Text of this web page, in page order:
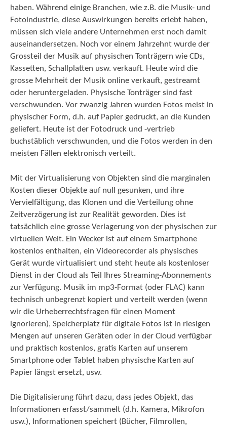
haben. Während einige Branchen, wie z.B. die Musik- und
Fotoindustrie, diese Auswirkungen bereits erlebt haben,
müssen sich viele andere Unternehmen erst noch damit
auseinandersetzen. Noch vor einem Jahrzehnt wurde der
Grossteil der Musik auf physischen Tonträgern wie CDs,
Kassetten, Schallplatten usw. verkauft. Heute wird die
grosse Mehrheit der Musik online verkauft, gestreamt
oder heruntergeladen. Physische Tonträger sind fast
verschwunden. Vor zwanzig Jahren wurden Fotos meist in
physischer Form, d.h. auf Papier gedruckt, an die Kunden
geliefert. Heute ist der Fotodruck und -vertrieb
buchstäblich verschwunden, und die Fotos werden in den
meisten Fällen elektronisch verteilt.
Mit der Virtualisierung von Objekten sind die marginalen
Kosten dieser Objekte auf null gesunken, und ihre
Vervielfältigung, das Klonen und die Verteilung ohne
Zeitverzögerung ist zur Realität geworden. Dies ist
tatsächlich eine grosse Verlagerung von der physischen zur
virtuellen Welt. Ein Wecker ist auf einem Smartphone
kostenlos enthalten, ein Videorecorder als physisches
Gerät wurde virtualisiert und steht heute als kostenloser
Dienst in der Cloud als Teil Ihres Streaming-Abonnements
zur Verfügung. Musik im mp3-Format (oder FLAC) kann
technisch unbegrenzt kopiert und verteilt werden (wenn
wir die Urheberrechtsfragen für einen Moment
ignorieren), Speicherplatz für digitale Fotos ist in riesigen
Mengen auf unseren Geräten oder in der Cloud verfügbar
und praktisch kostenlos, gratis Karten auf unserem
Smartphone oder Tablet haben physische Karten auf
Papier längst ersetzt, usw.
Die Digitalisierung führt dazu, dass jedes Objekt, das
Informationen erfasst/sammelt (d.h. Kamera, Mikrofon
usw.), Informationen speichert (Bücher, Filmrollen,